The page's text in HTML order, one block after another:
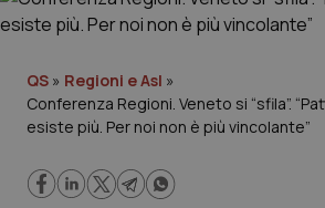
Governo e Parlamento
Regioni e Asl
QS » Regioni e Asl »
Conferenza Regioni. Veneto si “sfila”.
esiste più. Per noi non è più vincolante”